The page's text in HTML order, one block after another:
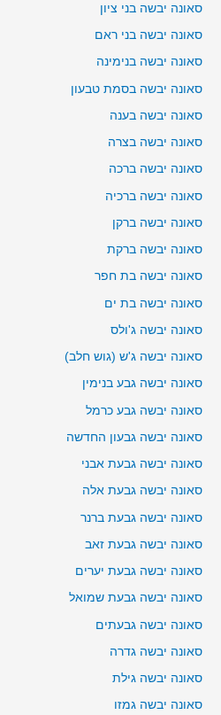
סאונה יבשה בני ציון
סאונה יבשה בני ראם
סאונה יבשה בנימינה
סאונה יבשה בסמת טבעון
סאונה יבשה בענה
סאונה יבשה בצרה
סאונה יבשה ברכה
סאונה יבשה ברכיה
סאונה יבשה ברקן
סאונה יבשה ברקת
סאונה יבשה בת חפר
סאונה יבשה בת ים
סאונה יבשה ג'ולס
סאונה יבשה ג'ש (גוש חלב)
סאונה יבשה גבע בנימין
סאונה יבשה גבע כרמל
סאונה יבשה גבעון החדשה
סאונה יבשה גבעת אבני
סאונה יבשה גבעת אלה
סאונה יבשה גבעת ברנר
סאונה יבשה גבעת זאב
סאונה יבשה גבעת יערים
סאונה יבשה גבעת שמואל
סאונה יבשה גבעתים
סאונה יבשה גדרה
סאונה יבשה גילת
סאונה יבשה גמזו